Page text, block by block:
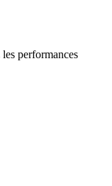
performances